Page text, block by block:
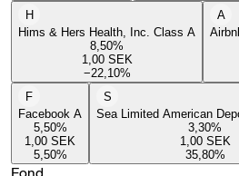
H
Hims & Hers Health, Inc. Class A
8,50%
1,00 SEK
−22,10%
A
F
Facebook A
5,50%
1,00 SEK
5,50%
S
Sea Limited American
3,30%
1,00 SEK
35,80%